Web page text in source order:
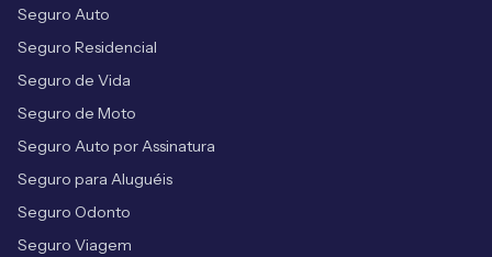
Seguro Auto
Seguro Residencial
Seguro de Vida
Seguro de Moto
Seguro Auto por Assinatura
Seguro para Aluguéis
Seguro Odonto
Seguro Viagem